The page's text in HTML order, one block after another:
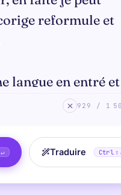
929 / 1
↵ Traduire Ctrl ⇧